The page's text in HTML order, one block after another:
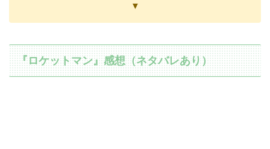
▼
『ロケットマン』感想（ネタバレあり）